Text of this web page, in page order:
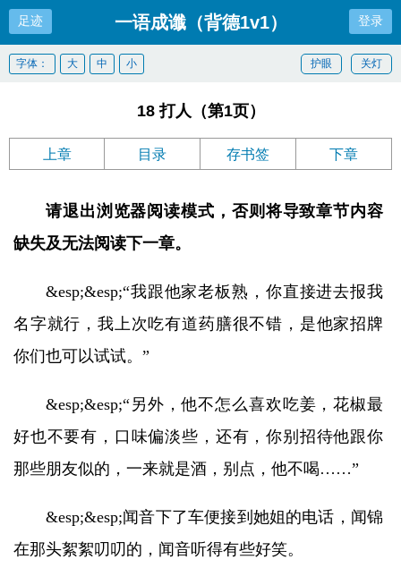
足迹 一语成谶（背德1v1） 登录
关灯
护眼
字体： 大 中 小
18 打人（第1页）
上章 目录 存书签 下章
请退出浏览器阅读模式，否则将导致章节内容
缺失及无法阅读下一章。
&esp;&esp;“我跟他家老板熟，你直接进去报我
名字就行，我上次吃有道药膳很不错，是他家招牌
你们也可以试试。”
&esp;&esp;“另外，他不怎么喜欢吃姜，花椒最
好也不要有，口味偏淡些，还有，你别招待他跟你
那些朋友似的，一来就是酒，别点，他不喝……”
&esp;&esp;闻音下了车便接到她姐的电话，闻锦
在那头絮絮叨叨的，闻音听得有些好笑。